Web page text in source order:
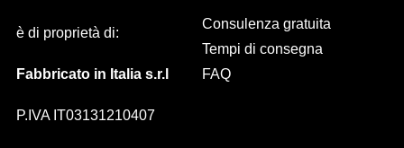
è di proprietà di:
Fabbricato in Italia s.r.l
P.IVA IT03131210407
Consulenza gratuita
Tempi di consegna
FAQ